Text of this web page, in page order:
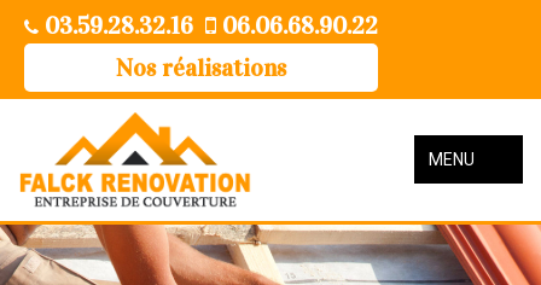
03.59.28.32.16
06.06.68.90.22
Nos réalisations
MENU